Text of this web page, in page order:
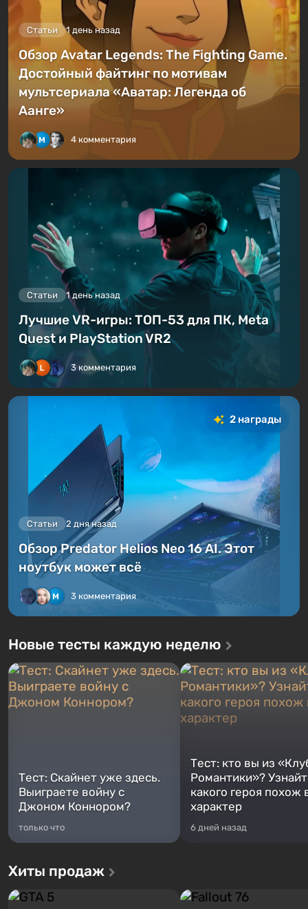
Статьи 1 день назад
Обзор Avatar Legends: The Fighting Game.
Достойный файтинг по мотивам
мультсериала «Аватар: Легенда об
Аанге»
4 комментария
Статьи 1 день назад
Лучшие VR-игры: ТОП-53 для ПК, Meta
Quest и PlayStation VR2
3 комментария
2 награды
Статьи 2 дня назад
Обзор Predator Helios Neo 16 AI. Этот
ноутбук может всё
3 комментария
Новые тесты каждую неделю
Тест: Скайнет уже здесь.
Выиграете войну с
Джоном Коннором?
только что
Тест: кто вы из
Романтики»?
какого героя похож
характер
6 дней назад
Хиты продаж